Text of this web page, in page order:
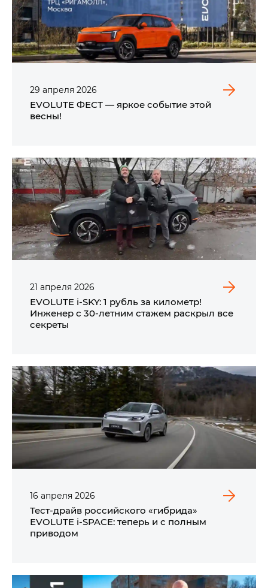
29 апреля 2026
EVOLUTE ФЕСТ — яркое событие этой
весны!
21 апреля 2026
EVOLUTE i‑SKY: 1 рубль за километр!
Инженер с 30-летним стажем раскрыл все
секреты
16 апреля 2026
Тест-драйв российского «гибрида»
EVOLUTE i‑SPACE: теперь и с полным
приводом